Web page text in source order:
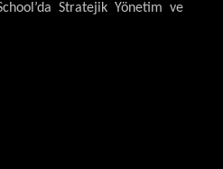
Stratejik Yönetim ve